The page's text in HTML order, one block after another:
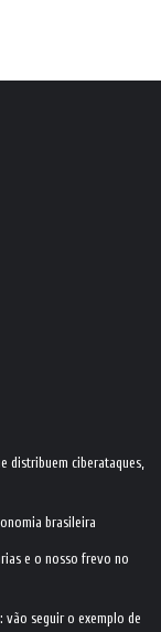
distribuem ciberataques,
brasileira
e o nosso frevo no
vão seguir o exemplo de